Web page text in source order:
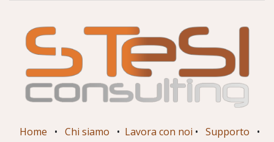
Home • Chi siamo • Lavora con noi • Supporto
•